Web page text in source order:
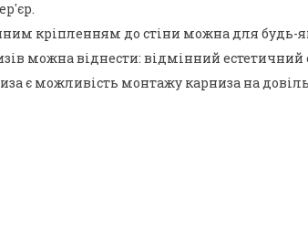
кріпленням до стіни можна для будь-
можна віднести: відмінний естетичний
є можливість монтажу карниза на